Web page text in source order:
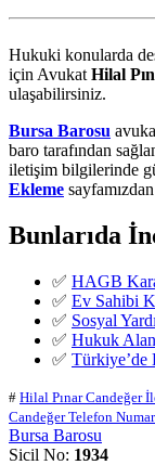
Hukuki konularda
için Avukat Hilal
ulaşabilirsiniz.
Bursa Barosu
baro tarafından
iletişim bilgilerinde
Ekleme
Bunlarıda
✅ HAGB
✅ Ev Sahibi
✅ Sosyal
✅ Hukuk
✅ Türkiye’de
# Hilal Pınar Candeğer
Candeğer Telefon
Bursa Barosu
Sicil No: 1934